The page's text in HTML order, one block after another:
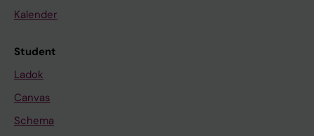
Kalender
Student
Ladok
Canvas
Schema